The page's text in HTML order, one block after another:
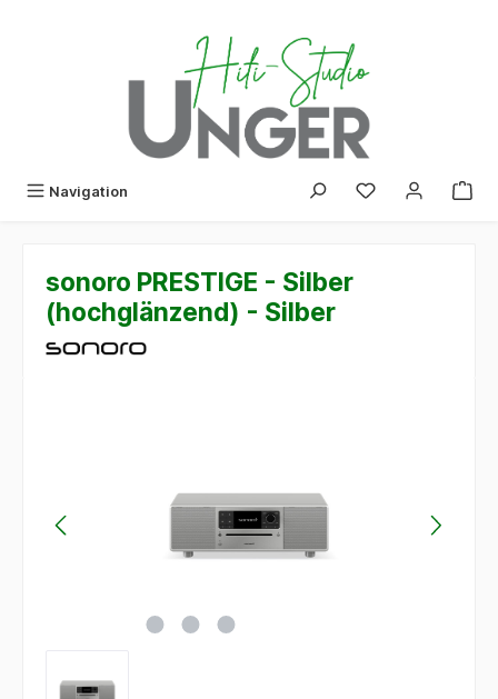
Navigation
sonoro PRESTIGE - Silber
(hochglänzend) - Silber